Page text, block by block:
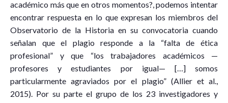
académico más que en otros momentos?, podemos intentar
encontrar respuesta en lo que expresan los miembros del
Observatorio de la Historia en su convocatoria cuando
señalan que el plagio responde a la “falta de ética
profesional” y que “los trabajadores académicos —
profesores y estudiantes por igual— […] somos
particularmente agraviados por el plagio” (Allier et al.,
2015). Por su parte el grupo de los 23 investigadores y